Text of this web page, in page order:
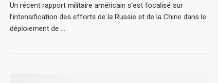
Un récent rapport militaire américain s’est focalisé sur
l’intensification des efforts de la Russie et de la Chine dans le
déploiement de …